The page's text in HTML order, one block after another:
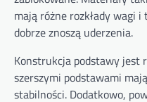
mają różne rozkłady wagi i
dobrze znoszą uderzenia.
Konstrukcja podstawy jest
szerszymi podstawami
stabilności. Dodatkowo,